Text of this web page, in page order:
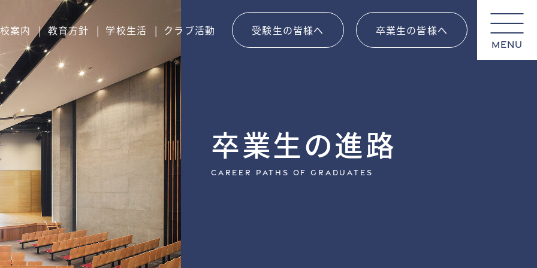
案内 教育方針 学校生活 クラブ活動 受験生の皆様へ 卒業生の皆様へ
MENU
卒業生の進路
Career Paths of Graduates